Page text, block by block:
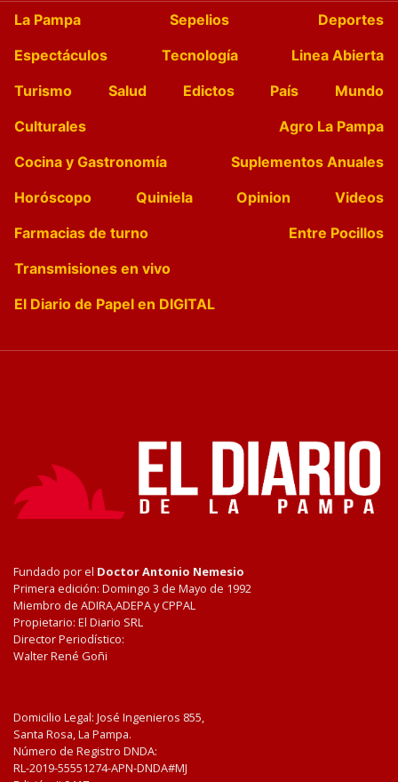
La Pampa Sepelios
Deportes
Espectáculos
Tecnología
Linea Abierta
Turismo
Salud Edictos País
Mundo
Culturales
Agro La Pampa
Cocina y Gastronomía
Suplementos Anuales
Horóscopo
Quiniela Opinion
Videos
Farmacias de turno
Entre Pocillos
Transmisiones en vivo
El Diario de Papel en DIGITAL
Fundado por el Doctor Antonio Nemesio
Primera edición: Domingo 3 de Mayo de 1992
Miembro de ADIRA,ADEPA y CPPAL
Propietario: El Diario SRL
Director Periodístico:
Walter René Goñi
Domicilio Legal: José Ingenieros 855,
Santa Rosa, La Pampa.
Número de Registro DNDA:
RL-2019-55551274-APN-DNDA#MJ